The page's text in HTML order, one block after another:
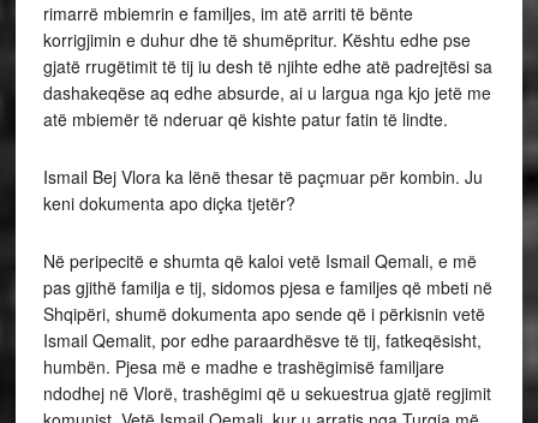
rimarrë mbiemrin e familjes, im atë arriti të bënte
korrigjimin e duhur dhe të shumëpritur. Kështu edhe pse
gjatë rrugëtimit të tij iu desh të njihte edhe atë padrejtësi sa
dashakeqëse aq edhe absurde, ai u largua nga kjo jetë me
atë mbiemër të nderuar që kishte patur fatin të lindte.
Ismail Bej Vlora ka lënë thesar të paçmuar për kombin. Ju
keni dokumenta apo diçka tjetër?
Në peripecitë e shumta që kaloi vetë Ismail Qemali, e më
pas gjithë familja e tij, sidomos pjesa e familjes që mbeti në
Shqipëri, shumë dokumenta apo sende që i përkisnin vetë
Ismail Qemalit, por edhe paraardhësve të tij, fatkeqësisht,
humbën. Pjesa më e madhe e trashëgimisë familjare
ndodhej në Vlorë, trashëgimi që u sekuestrua gjatë regjimit